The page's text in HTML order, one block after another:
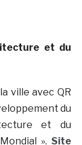
et du
ville avec QR
du
et du
».Site